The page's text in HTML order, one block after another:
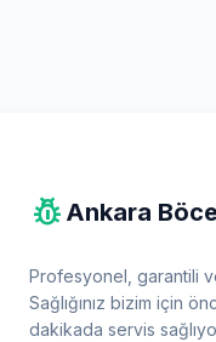
pest_control Ankara
Profesyonel, garantili
Sağlığınız bizim için
dakikada servis